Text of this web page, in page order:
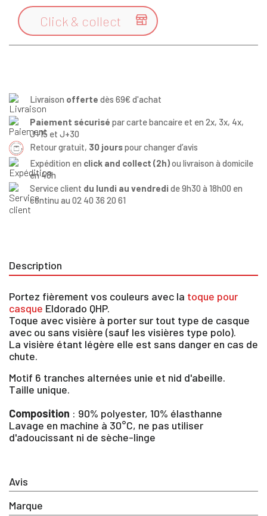

Click & collect
Livraison offerte dès 69€ d'achat
Paiement sécurisé par carte bancaire et en 2x, 3x, 4x,
J+15 et J+30
Retour gratuit, 30 jourspour changer d’avis
Expédition en click and collect (2h)ou livraison à domicile
en 48h
Service client du lundi au vendredi de 9h30 à 18h00 en
continu au 02 40 36 20 61
Description
Avis
Marque
Portez fièrement vos couleurs avec la toque pour
casque Eldorado QHP.
Toque avec visière à porter sur tout type de casque
avec ou sans visière (sauf les visières type polo).
La visière étant légère elle est sans danger en cas de
chute.
Motif 6 tranches alternées unie et nid d'abeille.
Taille unique.
Composition : 90% polyester, 10% élasthanne
Lavage en machine à 30°C, ne pas utiliser
d'adoucissant ni de sèche-linge
×
Vous devez être connecté pour enregistrer des
produits dans votre liste d'envie